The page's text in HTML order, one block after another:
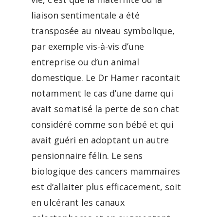
liaison sentimentale a été
transposée au niveau symbolique,
par exemple vis-à-vis d’une
entreprise ou d’un animal
domestique. Le Dr Hamer racontait
notamment le cas d’une dame qui
avait somatisé la perte de son chat
considéré comme son bébé et qui
avait guéri en adoptant un autre
pensionnaire félin. Le sens
biologique des cancers mammaires
est d’allaiter plus efficacement, soit
en ulcérant les canaux